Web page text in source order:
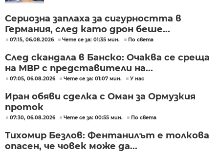
Сериозна заплаха за сигурността в
Германия, след като дрон беше...
07:15, 06.08.2026 Чете се за: 01:35 мин. По света
След скандала в Банско: Очаква се среща
на МВР с представители на...
07:05, 06.08.2026 Чете се за: 01:07 мин. У нас
Иран обяви сделка с Оман за Ормузкия
проток
07:30, 06.08.2026 Чете се за: 00:55 мин. По света
Тихомир Безлов: Фентанилът е толкова
опасен, че човек може да...